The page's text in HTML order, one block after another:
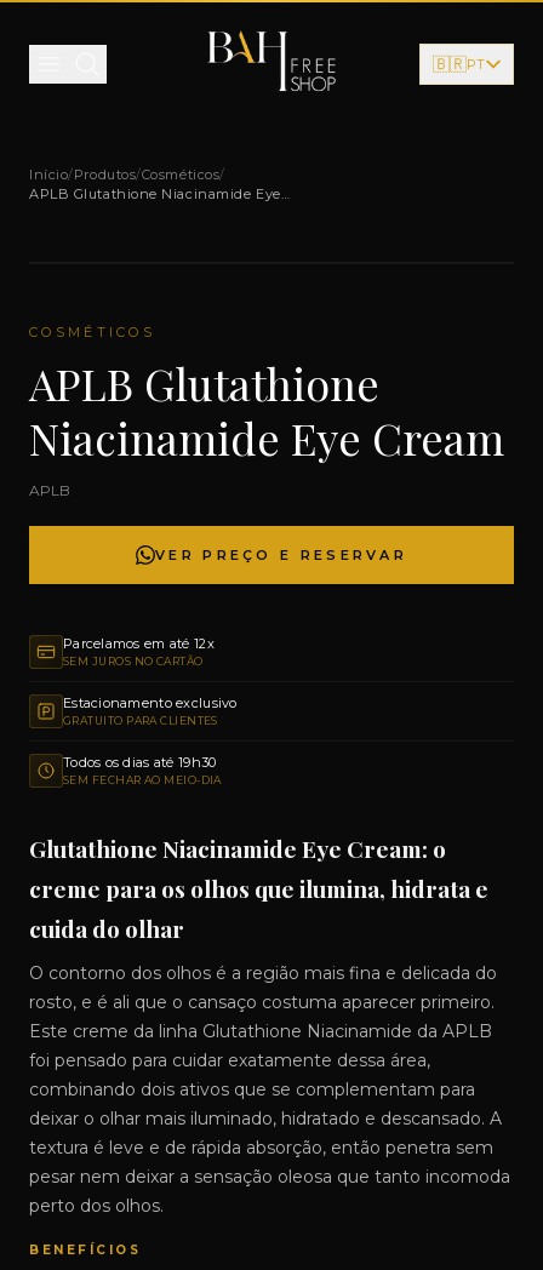
🇧🇷PT
Início/Produtos/Cosméticos/
APLB Glutathione Niacinamide Eye
COSMÉTICOS
APLB Glutathione
Niacinamide Eye Cream
APLB
VER PREÇO E RESERVAR
Parcelamos em até 12x
SEM JUROS NO CARTÃO
Estacionamento exclusivo
GRATUITO PARA CLIENTES
Todos os dias até 19h30
SEM FECHAR AO MEIO-DIA
Glutathione Niacinamide Eye Cream: o
creme para os olhos que ilumina, hidrata e
cuida do olhar
O contorno dos olhos é a região mais fina e delicada do
rosto, e é ali que o cansaço costuma aparecer primeiro.
Este creme da linha Glutathione Niacinamide da APLB
foi pensado para cuidar exatamente dessa área,
combinando dois ativos que se complementam para
deixar o olhar mais iluminado, hidratado e descansado. A
textura é leve e de rápida absorção, então penetra sem
pesar nem deixar a sensação oleosa que tanto incomoda
perto dos olhos.
BENEFÍCIOS